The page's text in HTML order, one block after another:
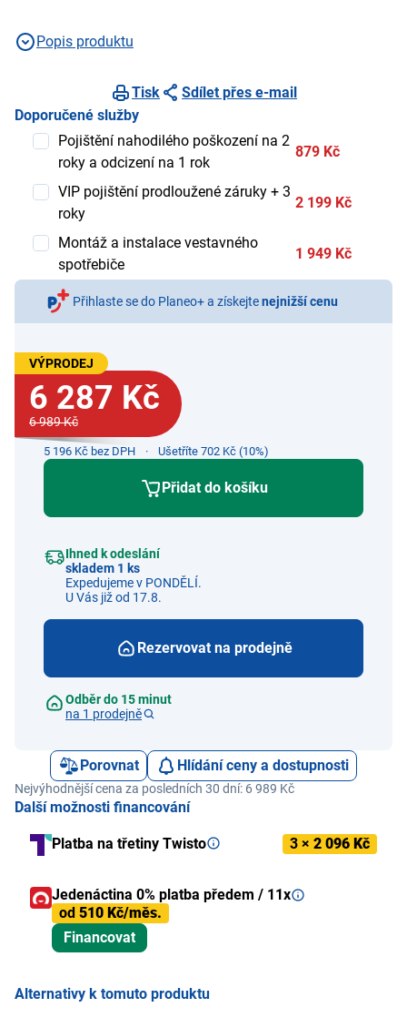
Popis produktu
Tisk
Sdílet přes e-mail
Doporučené služby
Pojištění nahodilého poškození na 2
roky a odcizení na 1 rok
879 Kč
VIP pojištění prodloužené záruky + 3
roky
2 199 Kč
Montáž a instalace vestavného
spotřebiče
1 949 Kč
Přihlaste se do Planeo+ a získejtenejnižší cenu
VÝPRODEJ
6 287 Kč
6 989 Kč
5 196 Kč bez DPH Ušetříte 702 Kč (10%)
Přidat do košíku
Ihned k odeslání
skladem 1 ks
Expedujeme v PONDĚLÍ.
U Vás již od 17.8.
Rezervovat na prodejně
Odběr do 15 minut
na 1 prodejně
Porovnat Hlídání ceny a dostupnosti
Nejvýhodnější cena za posledních 30 dní: 6 989 Kč
Další možnosti financování
Platba na třetiny Twisto 3 × 2 096 Kč
Jedenáctina 0% platba předem / 11x
od 510 Kč/měs.
Financovat
Alternativy k tomuto produktu